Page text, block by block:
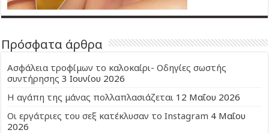
Πρόσφατα άρθρα
Ασφάλεια τροφίμων το καλοκαίρι- Οδηγίες σωστής
συντήρησης 3 Ιουνίου 2026
Η αγάπη της μάνας πολλαπλασιάζεται 12 Μαΐου 2026
Οι εργάτριες του σεξ κατέκλυσαν το Instagram 4 Μαΐου
2026